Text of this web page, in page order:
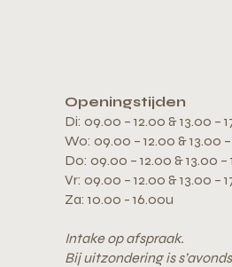
Openingstijden
Di: 09.00 – 12.00 & 13.00 –
Wo: 09.00 – 12.00 & 13.00
Do: 09.00 – 12.00 & 13.00 –
Vr: 09.00 – 12.00 & 13.00 –
Za: 10.00 - 16.00u
Intake op afspraak.
Bij uitzondering is